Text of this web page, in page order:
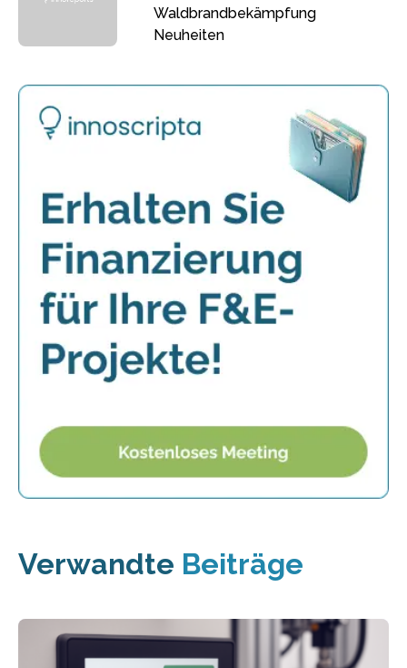
Waldbrandbekämpfung
Neuheiten
Verwandte Beiträge